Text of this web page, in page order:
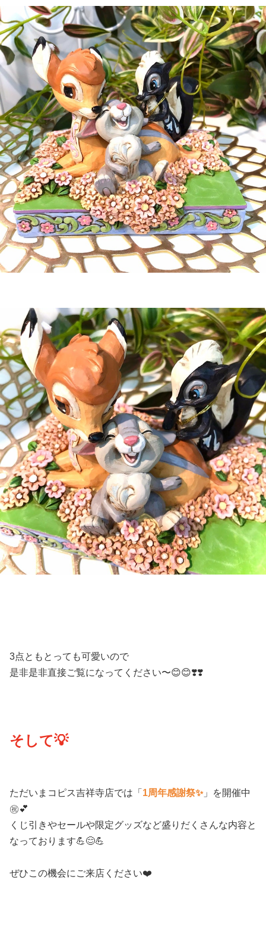
3点ともとっても可愛いので
是非是非直接ご覧になってください〜😊😊❣️❣️
そして💡
ただいまコピス吉祥寺店では「 1周年感謝祭✨」を開催中
㊗️💕
くじ引きやセールや限定グッズなど盛りだくさんな内容と
なっております💪😊💪
ぜひこの機会にご来店ください❤️